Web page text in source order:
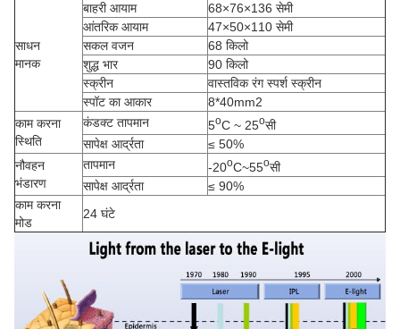
साधन
मानक
बाहरी आयाम
68×76×136 सेमी
आंतरिक आयाम
47×50×110 सेमी
सकल वजन
68 किलो
शुद्ध भार
90 किलो
स्क्रीन
वास्तविक रंग स्पर्श स्क्रीन
स्पॉट का आकार
8*40mm2
काम करना
स्थिति
कंडक्ट तापमान 5oC ~ 25oसी
सापेक्ष आर्द्रता
≤ 50%
नौवहन
भंडारण
तापमान -20oC~55oसी
सापेक्ष आर्द्रता
≤ 90%
काम करना
मोड
24 घंटे